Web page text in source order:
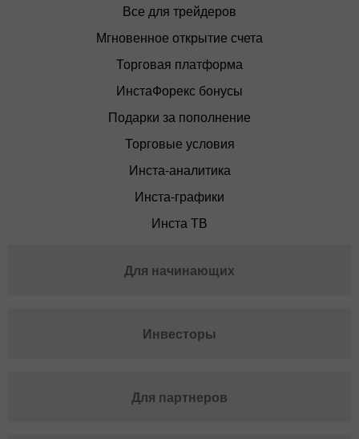
Все для трейдеров
Мгновенное открытие счета
Торговая платформа
ИнстаФорекс бонусы
Подарки за пополнение
Торговые условия
Инста-аналитика
Инста-графики
Инста ТВ
Для начинающих
Инвесторы
Для партнеров